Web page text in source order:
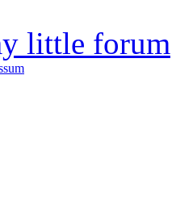
little forum